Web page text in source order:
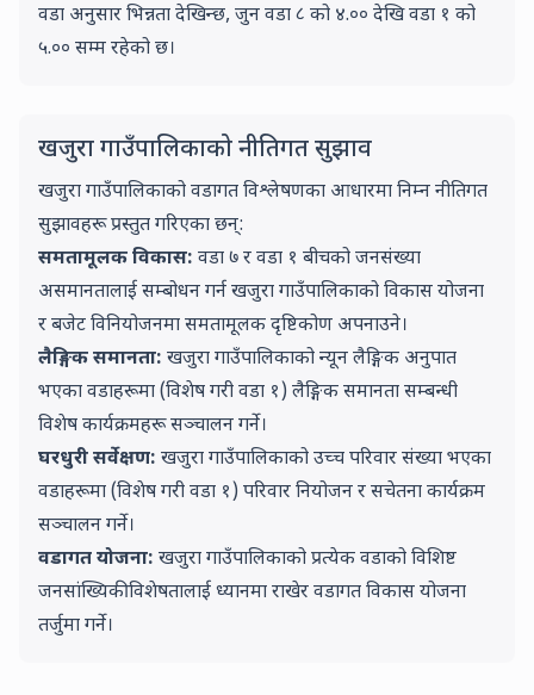
वडा अनुसार भिन्नता देखिन्छ, जुन वडा८ को ४.०० देखि वडा १ को
५.०० सम्म रहेको छ।
खजुरा गाउँपालिकाको नीतिगत सुझावPolicy
खजुरा गाउँपालिकाको वडागत विश्लेषणका आधारमा निम्न नीतिगत
सुझावहरू प्रस्तुत गरिएका छन्:
समतामूलक विकास: वडा७र वडा १ बीचको जनसंख्या
असमानतालाई सम्बोधन गर्न खजुरा गाउँपालिकाको विकास योजना
र बजेट विनियोजनमा समतामूलक दृष्टिकोण अपनाउने।
लैङ्गिक समानता: खजुरा गाउँपालिकाको न्यून लैङ्गिक अनुपात
भएका वडाहरूमा (विशेष गरी वडा १) लैङ्गिक समानता सम्बन्धी
विशेष कार्यक्रमहरू सञ्चालन गर्ने।
घरधुरी सर्वेक्षण: खजुरा गाउँपालिकाको उच्च परिवार संख्या भएका
वडाहरूमा (विशेष गरी वडा १) परिवार नियोजन र सचेतना कार्यक्रम
सञ्चालन गर्ने।
वडागत योजना: खजुरा गाउँपालिकाको प्रत्येक वडाको विशिष्ट
जनसांख्यिकी विशेषतालाई ध्यानमा राखेर वडागत विकास योजना
तर्जुमा गर्ने।